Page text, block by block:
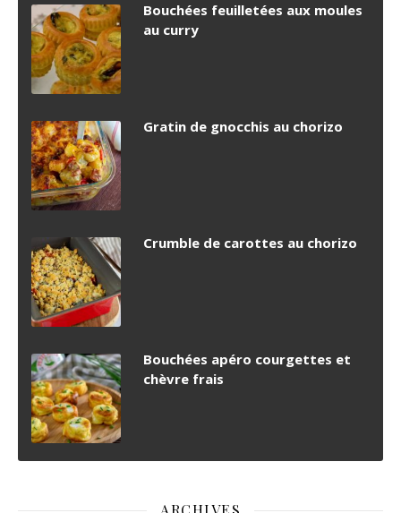
Bouchées feuilletées aux moules
au curry
Gratin de gnocchis au chorizo
Crumble de carottes au chorizo
Bouchées apéro courgettes et
chèvre frais